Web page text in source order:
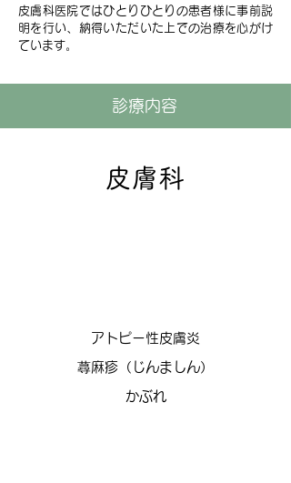
皮膚科医院ではひとりひとりの患者様に事前説
明を行い、納得いただいた上での治療を心がけ
ています。
​診療内容
​皮膚科
アトピー性皮膚炎
蕁麻疹（じんましん）
​かぶれ